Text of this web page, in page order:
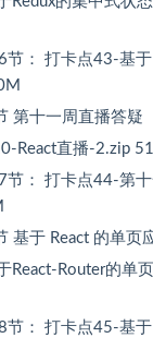
节： 打卡点43-基于
第十一周直播答疑
React直播-2.zip
节： 打卡点44-第
基于 React 的单页
React-Router的单
节： 打卡点45-基